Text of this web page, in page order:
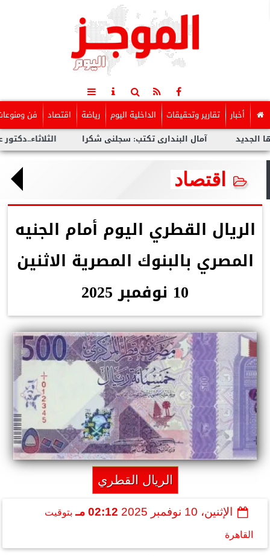
أخبار تقارير وتحقيقات الداخلية اليوم رياضة اقتصاد فن
الثلاثاء..دكتور عمرو آمال البندارى تكتب: سجلنى شكرا
اقتصاد
الريال القطري اليوم أمام الجنيه
المصري بالبنوك المصرية الاثنين
10 نوفمبر 2025
الريال القطري
الإثنين، 10 نوفمبر 2025 02:12 مـ بتوقيت
القاهرة